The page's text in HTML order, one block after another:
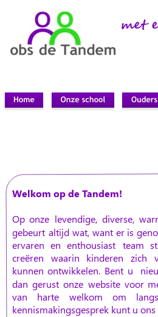
Welkom op de Tandem!
Op onze levendige, diverse,
gebeurt altijd wat, want er is
ervaren en enthousiast team
creëren
waarin kinderen zich
kunnen ontwikkelen. Bent u
dan gerust onze website voor
van
harte welkom om langs
kennismakingsgesprek kunt u
met